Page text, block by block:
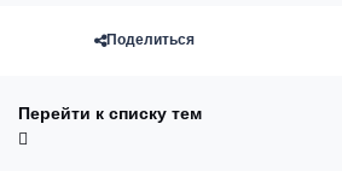
Поделиться
Перейти к списку тем